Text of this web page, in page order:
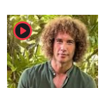
player2